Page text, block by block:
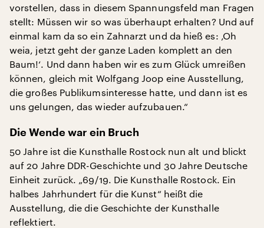
vorstellen, dass in diesem Spannungsfeld man Fragen
stellt: Müssen wir so was überhaupt erhalten? Und auf
einmal kam da so ein Zahnarzt und da hieß es: ‚Oh
weia, jetzt geht der ganze Laden komplett an den
Baum!‘. Und dann haben wir es zum Glück umreißen
können, gleich mit Wolfgang Joop eine Ausstellung,
die großes Publikumsinteresse hatte, und dann ist es
uns gelungen, das wieder aufzubauen.“
Die Wende war ein Bruch
50 Jahre ist die Kunsthalle Rostock nun alt und blickt
auf 20 Jahre DDR-Geschichte und 30 Jahre Deutsche
Einheit zurück. „69/19. Die Kunsthalle Rostock. Ein
halbes Jahrhundert für die Kunst“ heißt die
Ausstellung, die die Geschichte der Kunsthalle
reflektiert.